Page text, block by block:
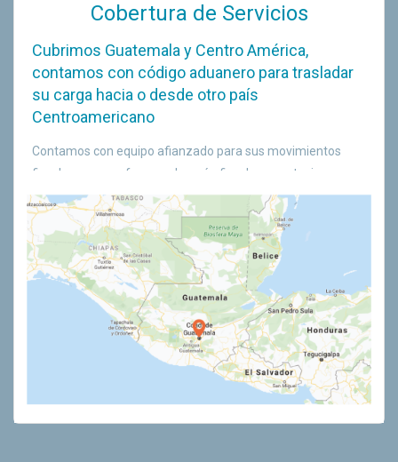
Cobertura de Servicios
Cubrimos Guatemala y Centro América,
contamos con código aduanero para trasladar
su carga hacia o desde otro país
Centroamericano
Contamos con equipo afianzado para sus movimientos
fiscales en zona franca, almacén fiscal o exportaciones